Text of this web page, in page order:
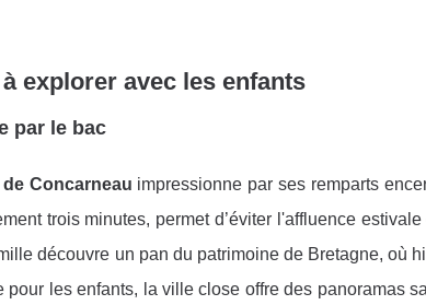
explorer avec les enfants
par le bac
Concarneau impressionne par ses remparts
trois minutes, permet d’éviter l'affluence
découvre un pan du patrimoine de Bretagne, où
les enfants, la ville close offre des panoramas